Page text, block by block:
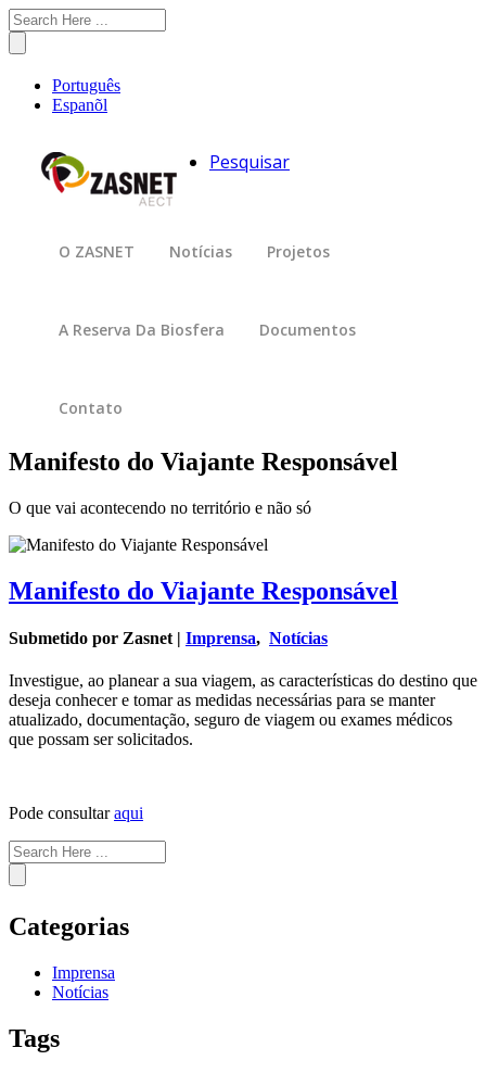
Passar
para
o
conteúdo
principal
Search
Português
Espanõl
O ZASNET Notícias Projetos
A Reserva Da Biosfera Documentos
Contato
Pesquisar
Manifesto do Viajante Responsável
O que vai acontecendo no território e não só
Manifesto do Viajante Responsável
Submetido por Zasnet | Imprensa, Notícias
Investigue, ao planear a sua viagem, as características do destino que
deseja conhecer e tomar as medidas necessárias para se manter
atualizado, documentação, seguro de viagem ou exames médicos
que possam ser solicitados.
Pode consultaraqui
Search
Categorias
Imprensa
Notícias
Tags